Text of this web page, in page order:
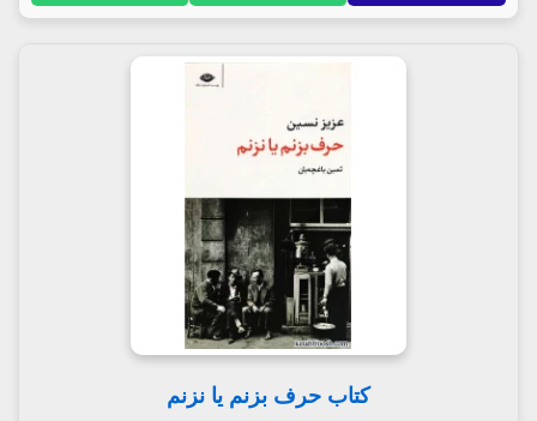
کتاب حرف بزنم یا نزنم